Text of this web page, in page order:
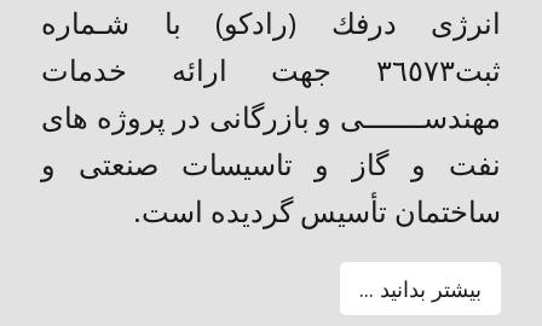
انرژی درفك (رادکو) با شـماره
ثبت٣٦٥٧٣ جهت ارائه خدمات
مهندســـــــی و بازرگانی در پروژه های
نفت و گاز و تاسیسات صنعتی و
ساختمان تأسیس گردیده است.
بیشتر بدانید ...